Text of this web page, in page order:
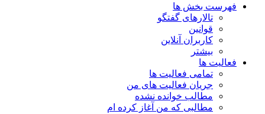
فهرست بخش ها
تالارهای گفتگو
قوانین
کاربران آنلاین
بیشتر
فعالیت ها
تمامی فعالیت ها
جریان فعالیت های من
مطالب خوانده نشده
مطالبی که من آغاز کرده ام